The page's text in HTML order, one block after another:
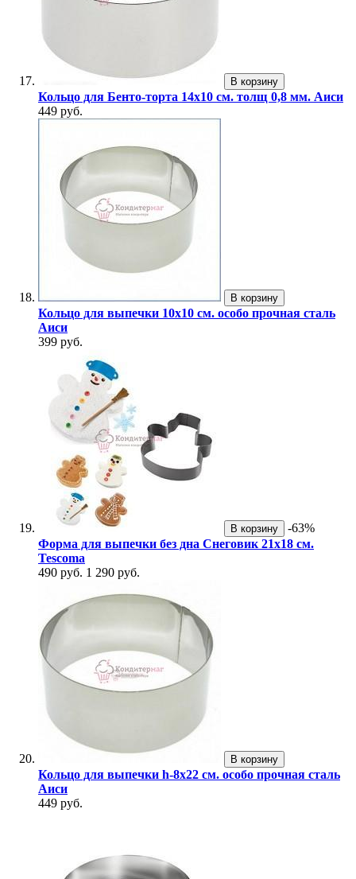
В корзину
Кольцо для Бенто-торта 14х10 см. толщ 0,8 мм. Аиси
449 руб.
В корзину
Кольцо для выпечки 10х10 см. особо прочная сталь
Аиси
399 руб.
В корзину
-63%
Форма для выпечки без дна Снеговик 21х18 см.
Tescoma
490 руб. 1 290 руб.
В корзину
Кольцо для выпечки h-8х22 см. особо прочная сталь
Аиси
449 руб.